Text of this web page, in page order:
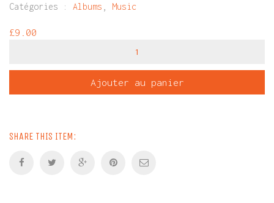
Catégories : Albums Music
£9.00
Ajouter au panier
SHARE THIS ITEM: